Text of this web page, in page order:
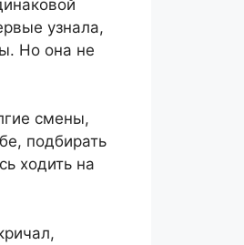
узнала,
Но она не
смены,
подбирать
ходить на